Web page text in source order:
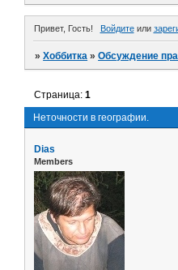
Привет, Гость! Войдитеили
»Хоббитка »Обсуждение
Неточности в географии.
Страница:1
Dias
Members